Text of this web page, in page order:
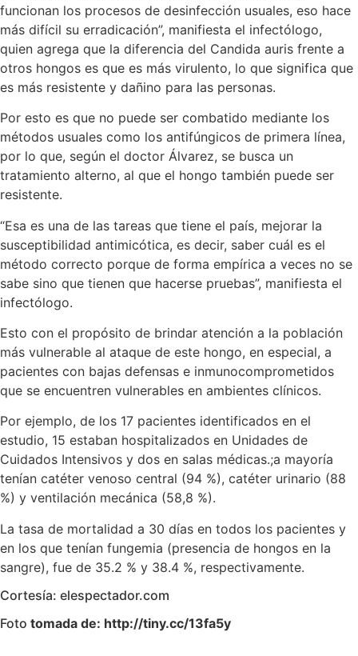
funcionan los procesos de desinfección usuales, eso hace
más difícil su erradicación”, manifiesta el infectólogo,
quien agrega que la diferencia del Candida auris frente a
otros hongos es que es más virulento, lo que significa que
es más resistente y dañino para las personas.
Por esto es que no puede ser combatido mediante los
métodos usuales como los antifúngicos de primera línea,
por lo que, según el doctor Álvarez, se busca un
tratamiento alterno, al que el hongo también puede ser
resistente.
“Esa es una de las tareas que tiene el país, mejorar la
susceptibilidad antimicótica, es decir, saber cuál es el
método correcto porque de forma empírica a veces no se
sabe sino que tienen que hacerse pruebas”, manifiesta el
infectólogo.
Esto con el propósito de brindar atención a la población
más vulnerable al ataque de este hongo, en especial, a
pacientes con bajas defensas e inmunocomprometidos
que se encuentren vulnerables en ambientes clínicos.
Por ejemplo, de los 17 pacientes identificados en el
estudio, 15 estaban hospitalizados en Unidades de
Cuidados Intensivos y dos en salas médicas.;a mayoría
tenían catéter venoso central (94 %), catéter urinario (88
%) y ventilación mecánica (58,8 %).
La tasa de mortalidad a 30 días en todos los pacientes y
en los que tenían fungemia (presencia de hongos en la
sangre), fue de 35.2 % y 38.4 %, respectivamente.
Cortesía: elespectador.com
Foto tomada de: http://tiny.cc/13fa5y